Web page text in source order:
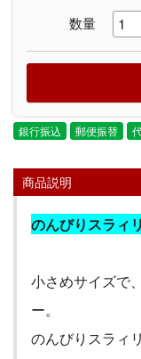
数量
銀行振込 郵便振替
商品説明
のんびりスラィ
小さめサイズで
ー。
のんびりスラィ